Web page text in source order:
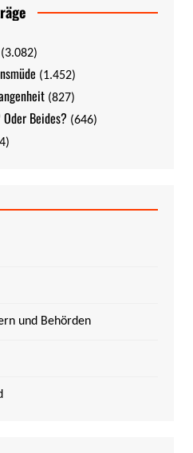
(3.082)
(1.452)
(827)
Beides? (646)
und Behörden